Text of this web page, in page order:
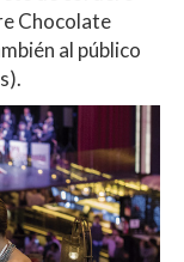
Chocolate
al público